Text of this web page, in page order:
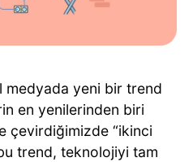
medyada yeni bir trend
en yenilerinden biri
çevirdiğimizde “ikinci
trend, teknolojiyi tam